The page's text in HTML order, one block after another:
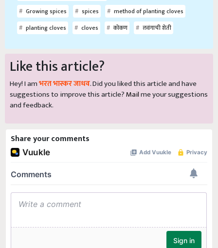
Growing spices
spices
method of planting cloves
planting cloves
cloves कोकण लवंगाची शेती
Like this article?
Hey! I amभरत भास्कर जाधव. Did you liked this article and have
suggestions to improve this article?Mailme your suggestions
and feedback.
Share your comments